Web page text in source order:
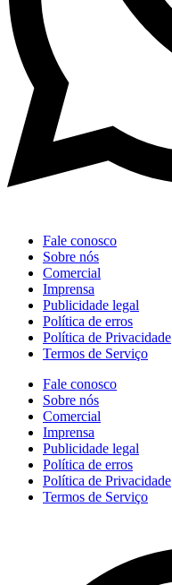
Fale conosco
Sobre nós
Comercial
Imprensa
Publicidade legal
Política de erros
Política de Privacidade
Termos de Serviço
Fale conosco
Sobre nós
Comercial
Imprensa
Publicidade legal
Política de erros
Política de Privacidade
Termos de Serviço